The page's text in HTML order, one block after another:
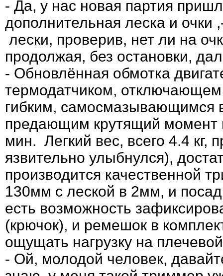
- Да, у нас новая партия
дополнительная леска и очки
лески, проверив, нет ли на
продолжая, без остановки,
- Обновлённая обмотка
термодатчиком, отключающем
гибким, самосмазывающимся
предающим крутящий момент
мин. Легкий вес, всего 4.4 кг,
язвительно улыбнулся),
производится качественной
130мм с леской в 2мм, и
есть возможность
(крючок), и ремешок в
ощущать нагрузку на
- Ой, молодой человек,